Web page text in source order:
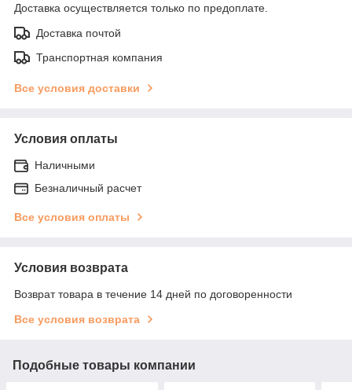
Доставка осуществляется только по предоплате.
Доставка почтой
Транспортная компания
Все условия доставки
Условия оплаты
Наличными
Безналичный расчет
Все условия оплаты
Условия возврата
Возврат товара в течение 14 дней по договоренности
Все условия возврата
Подобные товары компании